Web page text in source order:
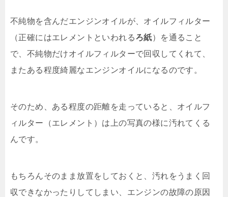
不純物を含んだエンジンオイルが、オイルフィルター
（正確にはエレメントといわれるろ紙）を通ること
で、不純物だけオイルフィルターで回収してくれて、
またある程度綺麗なエンジンオイルになるのです。
そのため、ある程度の距離を走っていると、オイルフ
ィルター（エレメント）は上の写真の様に汚れてくる
んです。
もちろんそのまま放置をしておくと、汚れをうまく回
収できなかったりしてしまい、エンジンの故障の原因